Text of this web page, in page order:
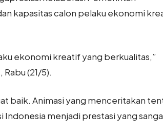
kapasitas calon pelaku ekonomi
ekonomi kreatif yang berkualitas,”
(21/5).
baik. Animasi yang menceritakan
menjadi prestasi yang